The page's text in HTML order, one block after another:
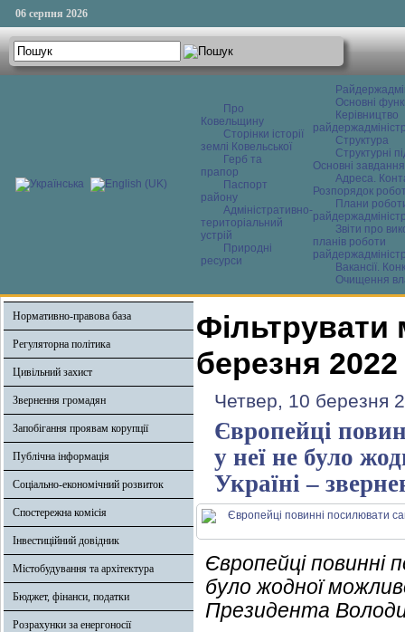
06 серпня 2026
Про
Ковельщину
Сторінки історії
землі Ковельської
Герб та
прапор
Паспорт
району
Адміністративно-
територіальний
устрій
Природні
ресурси
Основні
Керівництво
Структура
Структурні
Основні завдання
Адреса.
Розпорядок
Плани
Звіти про
планів роботи
Вакансії.
Очищення
Нормативно-правова база
Регуляторна політика
Цивільний захист
Звернення громадян
Запобігання проявам корупції
Публічна інформація
Соціально-економічний розвиток
Спостережна комісія
Інвестиційний довідник
Містобудування та архітектура
Бюджет, фінанси, податки
Розрахунки за енергоносії
Фільтрувати
березня 2022
Четвер, 10 березня
Європейці
у неї не було
Україні –
Європейці повинні
було жодної
Президента